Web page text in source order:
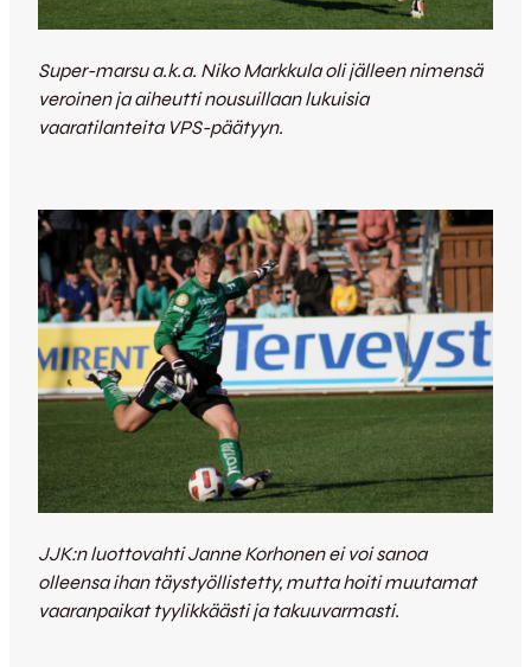
Super-marsu a.k.a. Niko Markkula oli jälleen nimensä
veroinen ja aiheutti nousuillaan lukuisia
vaaratilanteita VPS-päätyyn.
JJK:n luottovahti Janne Korhonen ei voi sanoa
olleensa ihan täystyöllistetty, mutta hoiti muutamat
vaaranpaikat tyylikkäästi ja takuuvarmasti.